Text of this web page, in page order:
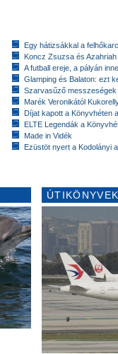
Egy hátizsákkal a
Koncz Zsuzsa és
A futball ereje, a pályán
Glamping és Balaton: ezt
Szarvasűző messzeségek
Marék Veronikától
Díjat kapott a Könyvhéten
ELTE Legendák a
Made in Vidék
Ezüstöt nyert a Kodolányi